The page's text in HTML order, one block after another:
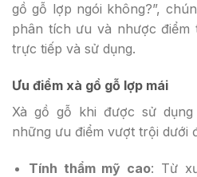
gồ gỗ lợp ngói không?”,
phân tích ưu và nhược
trực tiếp và sử dụng.
Ưu điểm xà gồ gỗ lợp mái
Xà gồ gỗ khi được sử
những ưu điểm vượt trội dưới
Tính thẩm mỹ cao: Từ